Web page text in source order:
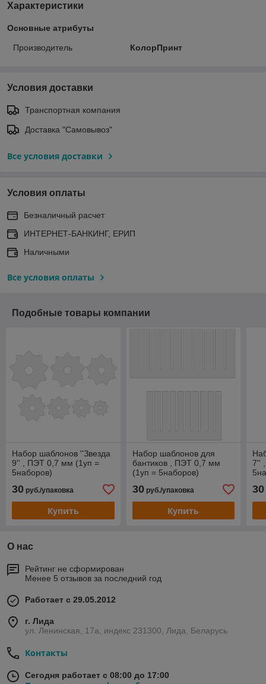
Характеристики
Основные атрибуты
Производитель КолорПринт
Условия доставки
Транспортная компания
Доставка "Самовывоз"
Все условия доставки
Условия оплаты
Безналичный расчет
ИНТЕРНЕТ-БАНКИНГ, ЕРИП
Наличными
Все условия оплаты
Подобные товары компании
Набор шаблонов ''Звезда
9'' , ПЭТ 0,7 мм (1уп =
5наборов)
30 руб./упаковка
Купить
Набор шаблонов для
бантиков , ПЭТ 0,7 мм
(1уп = 5наборов)
30руб./упаковка
Купить
7''
30
О нас
Рейтинг не сформирован
Менее 5 отзывов за последний год
Работает с 29.05.2012
г. Лида
ул. Ленинская, 17а, индекс 231300, Лида, Беларусь
Контакты
Сегодня работает с 08:00 до 17:00